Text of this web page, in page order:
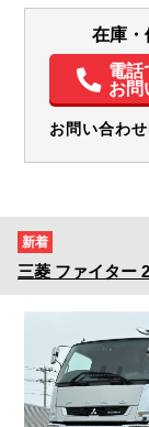
集中ドアロック
電
メンテナンスノート
在庫・
電話
お問
お問い合わ
新着
三菱 ファイター